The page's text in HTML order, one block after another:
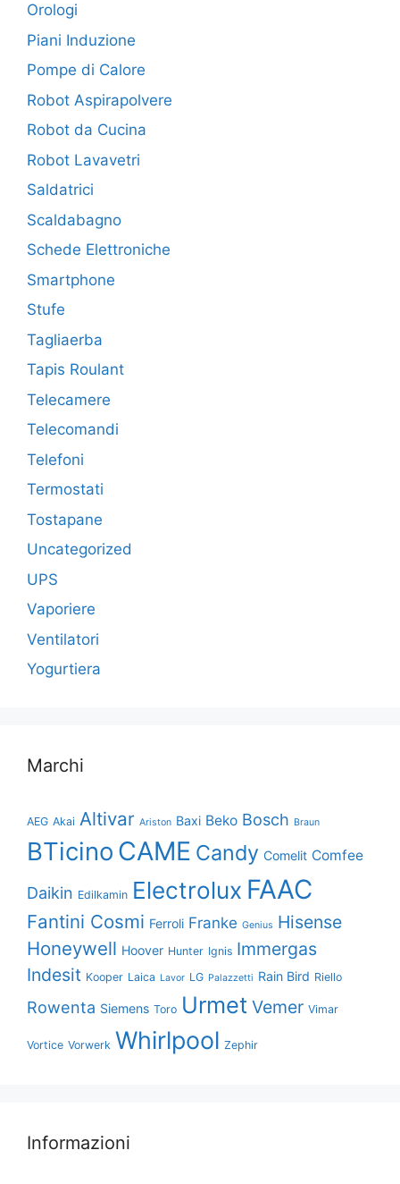
Orologi
Piani Induzione
Pompe di Calore
Robot Aspirapolvere
Robot da Cucina
Robot Lavavetri
Saldatrici
Scaldabagno
Schede Elettroniche
Smartphone
Stufe
Tagliaerba
Tapis Roulant
Telecamere
Telecomandi
Telefoni
Termostati
Tostapane
Uncategorized
UPS
Vaporiere
Ventilatori
Yogurtiera
Marchi
AEG Akai Altivar Ariston Baxi Beko Bosch Braun
BTicino CAME Candy Comelit Comfee
Daikin Edilkamin Electrolux FAAC
Fantini Cosmi Ferroli Franke Genius Hisense
Honeywell Hoover Hunter Ignis Immergas
Indesit Kooper Laica Lavor LG Palazzetti Rain Bird Riello
Rowenta Siemens Toro Urmet Vemer Vimar
Vortice Vorwerk Whirlpool Zephir
Informazioni